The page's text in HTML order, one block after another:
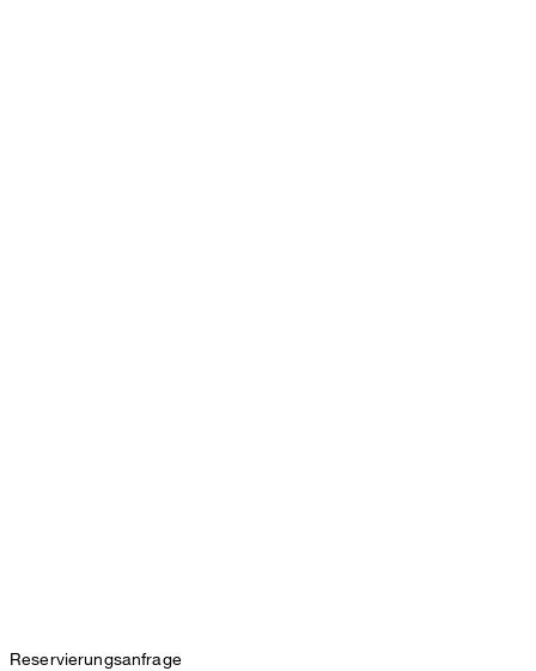
Reservierungsanfrage